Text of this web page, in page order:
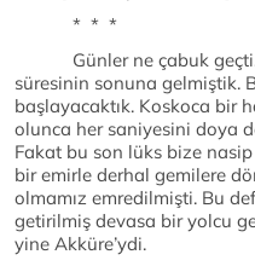
* * *
Günler ne çabuk geçti.
süresinin sonuna gelmiştik.
başlayacaktık. Koskoca bir
olunca her saniyesini doya
Fakat bu son lüks bize
bir emirle derhal gemilere
olmamız emredilmişti. Bu
getirilmiş devasa bir yolcu
yine Akküre’ydi.